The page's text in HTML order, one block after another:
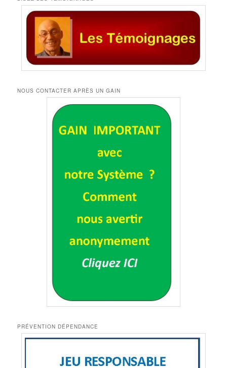
NOUS CONTACTER APRÈS UN GAIN
PRÉVENTION DÉPENDANCE